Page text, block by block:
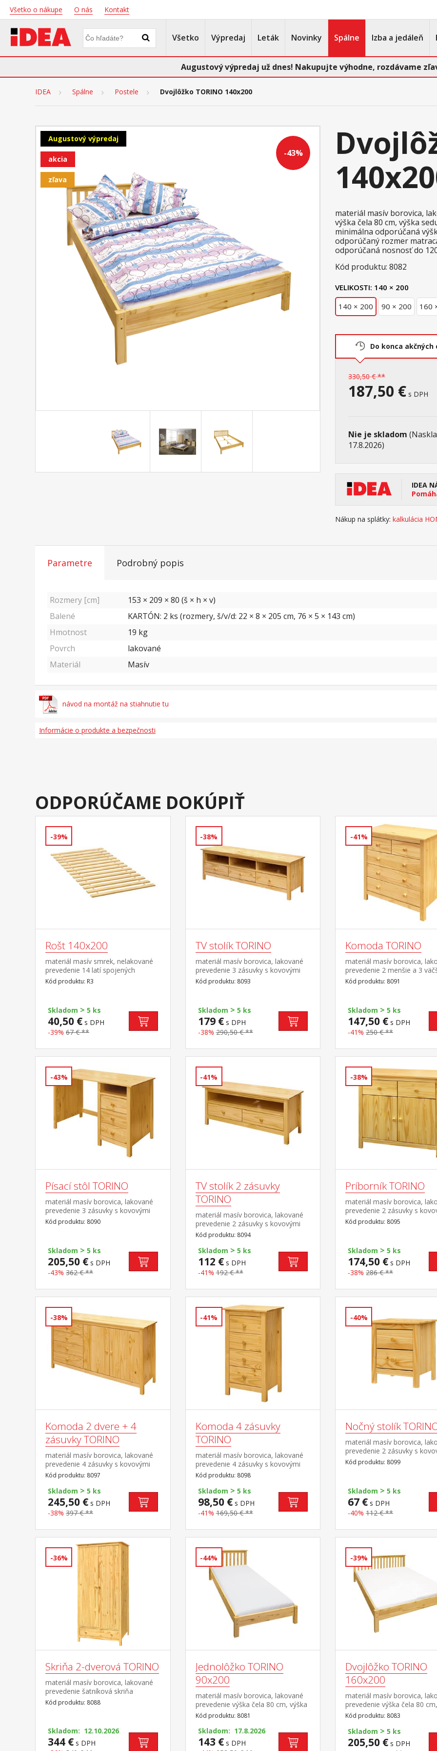
Všetko o nákupe O nás Kontakt
Všetko Výpredaj Leták Novinky Spálne Izba a jedáleň
Augustový výpredaj už dnes! Nakupujte výhodne, rozdávame
IDEA Spálne Postele Dvojlôžko TORINO 140x200
-43%
Augustový výpredaj
akcia
zľava
materiál masív borovica,
výška čela 80 cm, výška
minimálna odporúčaná
odporúčaný rozmer
odporúčaná nosnosť do
Kód produktu: 8082
VELIKOSTI: 140 × 200
140 × 200
90 × 200 160
Do konca
330,50 € **
187,50 € s DPH
Nie je skladom
17.8.2026)
IDEA
Nákup na splátky: kalkulácia
Parametre Podrobný popis
Rozmery [cm]
153 × 209 × 80 (š × h × v)
Balené
KARTÓN: 2 ks (rozmery, š/v/d: 22 × 8 × 205 cm, 76 × 5 × 143 cm)
Hmotnost
19 kg
Povrch
lakované
Materiál
Masív
návod na montáž na stiahnutie tu
Informácie o produkte a bezpečnosti
ODPORÚČAME DOKÚPIŤ
-39%
Rošt 140x200
materiál masív smrek, nelakované
prevedenie 14 latí spojených
textilným tkalúnom
Kód produktu: R3
Skladom > 5 ks
40,50 € s DPH
-39% 67 € **
-38%
TV stolík TORINO
materiál masív borovica, lakované
prevedenie 3 zásuvky s kovovými
pojazdmi
Kód produktu: 8093
Skladom > 5 ks
179 €s DPH
-38% 290,50 € **
-41%
Komoda TORINO
materiál masív borovica,
prevedenie 2 menšie a 3
zásuvky s kovovými
Kód produktu: 8091
Skladom > 5 ks
147,50 € s DPH
-41% 250 € **
-43%
Písací stôl TORINO
materiál masív borovica, lakované
prevedenie 3 zásuvky s kovovými
pojazdmi, 1 polica výsuv nie je
súčasťou dodávky k stolu je možné
klávesnicu 8840
Kód produktu: 8090
Skladom > 5 ks
205,50 € s DPH
-43% 362 € **
-41%
TV stolík 2 zásuvky
TORINO
materiál masív borovica, lakované
prevedenie 2 zásuvky s kovovými
pojazdmi, 1 polica
Kód produktu: 8094
Skladom > 5 ks
112 €s DPH
-41% 192 € **
-38%
Príborník TORINO
materiál masív borovica,
prevedenie 2 zásuvky s
pojazdmi, 2 plné dvere, 1
polica vhodný doplnok
Kód produktu: 8095
Skladom > 5 ks
174,50 € s DPH
-38% 286 € **
-38%
Komoda 2 dvere + 4
zásuvky TORINO
materiál masív borovica, lakované
prevedenie 4 zásuvky s kovovými
pojazdmi, 2 plné dvere, 1 polica
Kód produktu: 8097
Skladom > 5 ks
245,50 € s DPH
-38% 397 € **
-41%
Komoda 4 zásuvky
TORINO
materiál masív borovica, lakované
prevedenie 4 zásuvky s kovovými
pojazdmi
Kód produktu: 8098
Skladom > 5 ks
98,50 €s DPH
-41% 169,50 € **
-40%
Nočný stolík
materiál masív borovica,
prevedenie 2 zásuvky s
pojazdmi
Kód produktu: 8099
Skladom > 5 ks
67 € s DPH
-40% 112 € **
-36%
Skriňa 2-dverová TORINO
materiál masív borovica, lakované
prevedenie šatníková skriňa
vybavená šatníkovou tyčou a
policou v spodnej časti zásuvka s
nadstavec 8188
Kód produktu: 8088
Skladom: 12.10.2026
344 € s DPH
-44%
Jednolôžko TORINO
90x200
materiál masív borovica, lakované
prevedenie výška čela 80 cm, výška
sedu 38 cm, cena bez roštu a
matraca minimálna odporúčaná
výška matraca 15 cm odporúčaný
rozmer matraca 90 × 200 cm a rošt
R1 odporúčaná nosnosť do 120 kg
Kód produktu: 8081
Skladom: 17.8.2026
143 €s DPH
-39%
Dvojlôžko TORINO
160x200
materiál masív borovica,
prevedenie výška čela 80
sedu 38 cm, cena bez roštu
matraca minimálna
výška matraca 15 cm
rozmer matraca 160 × 200
alebo 2 kusy 80 × 200 cm a
Kód produktu: 8083
Skladom > 5 ks
205,50 € s DPH